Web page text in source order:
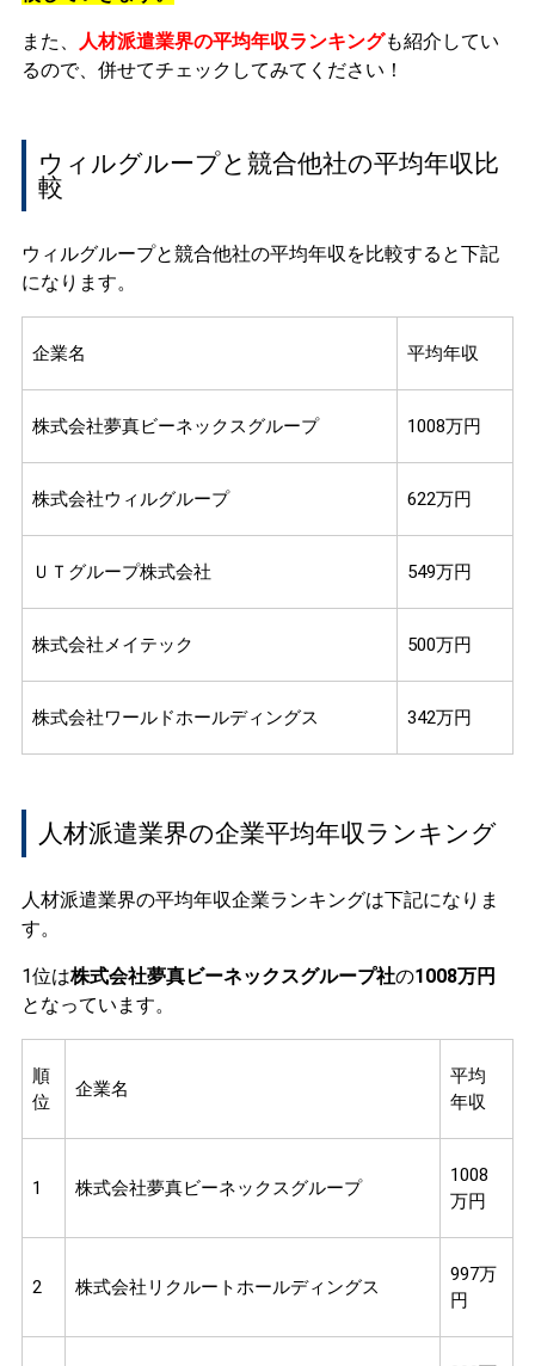
また、 人材派遣業界の平均年収ランキングも紹介してい
るので、併せてチェックしてみてください！
ウィルグループと競合他社の平均年収比
較
ウィルグループと競合他社の平均年収を比較すると下記
になります。
企業名 平均年収
株式会社夢真ビーネックスグループ 1008万円
株式会社ウィルグループ 622万円
ＵＴグループ株式会社 549万円
株式会社メイテック 500万円
株式会社ワールドホールディングス 342万円
人材派遣業界の企業平均年収ランキング
人材派遣業界の平均年収企業ランキングは下記になりま
す。
1位は株式会社夢真ビーネックスグループ社の1008万円
となっています。
順
位
企業名
平均
年収
1 株式会社夢真ビーネックスグループ
1008
万円
2 株式会社リクルートホールディングス
997万
円